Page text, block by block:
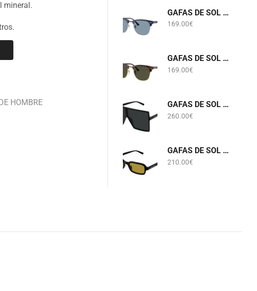
mineral.
HOMBRE
GAFAS DE SOL RB 3016 CLUBMASTER 6879/56 RAY-BAN
169.00€
GAFAS DE SOL RB 3016 CLUBMASTER W0366 RAY-BAN
169.00€
GAFAS DE SOL SL 909 BETTY S 001 SAINT LAURENT
260.00€
GAFAS DE SOL SL 908 002 SAINT LAURENT
210.00€